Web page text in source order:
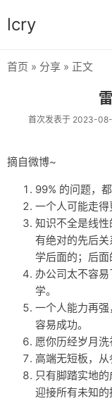
lcry
首页 » 分享 » 正文
首次发表于 2023-
摘自微博~
99% 的问题，
一个人可能走得
知识不全是线
有绝对的先后
学后面的；后面
办公司太不容
学。
一个人能力再
容易成功。
愿你历经岁月洗
高端无短板，从
只有脚踏实地
迎接所有未知的